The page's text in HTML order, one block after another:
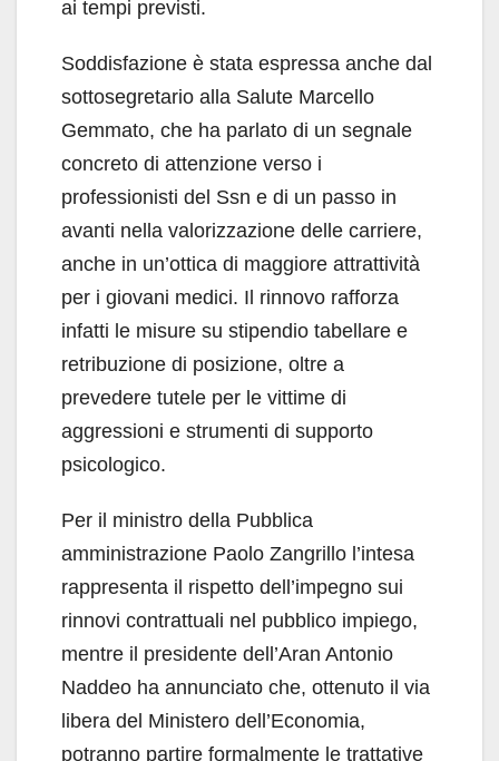
ai tempi previsti.
Soddisfazione è stata espressa anche dal
sottosegretario alla Salute Marcello
Gemmato, che ha parlato di un segnale
concreto di attenzione verso i
professionisti del Ssn e di un passo in
avanti nella valorizzazione delle carriere,
anche in un’ottica di maggiore attrattività
per i giovani medici. Il rinnovo rafforza
infatti le misure su stipendio tabellare e
retribuzione di posizione, oltre a
prevedere tutele per le vittime di
aggressioni e strumenti di supporto
psicologico.
Per il ministro della Pubblica
amministrazione Paolo Zangrillo l’intesa
rappresenta il rispetto dell’impegno sui
rinnovi contrattuali nel pubblico impiego,
mentre il presidente dell’Aran Antonio
Naddeo ha annunciato che, ottenuto il via
libera del Ministero dell’Economia,
potranno partire formalmente le trattative